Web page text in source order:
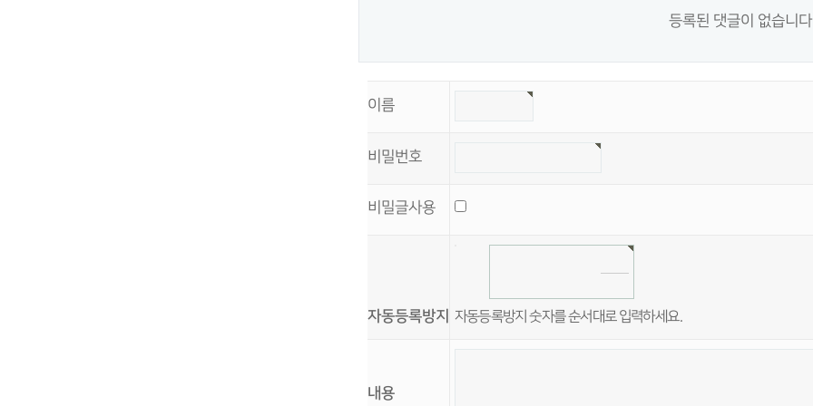
등록된 댓글이 없습니
이름
비밀번호
비밀글사용
자동등록방지 자동등록방지 숫자를 순서대로 입력하세요.
내용